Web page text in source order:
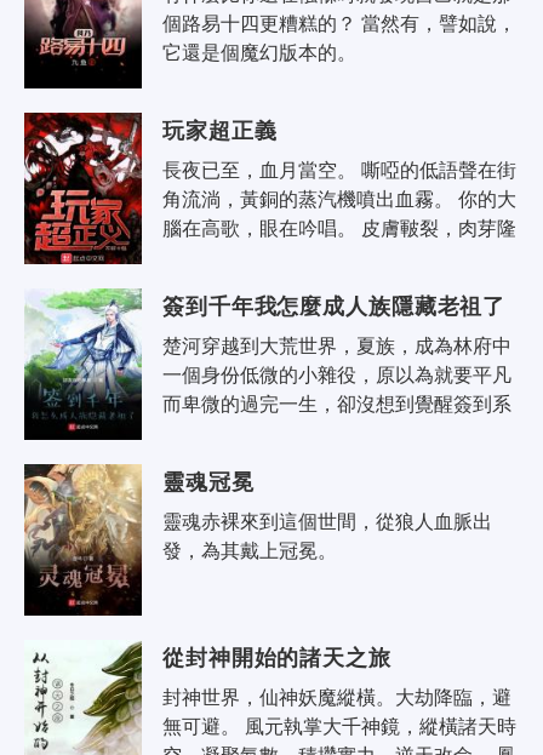
個路易十四更糟糕的？ 當然有，譬如說，
它還是個魔幻版本的。
玩家超正義
長夜已至，血月當空。 嘶啞的低語聲在街
角流淌，黃銅的蒸汽機噴出血霧。 你的大
腦在高歌，眼在吟唱。 皮膚皸裂，肉芽隆
簽到千年我怎麼成人族隱藏老祖了
楚河穿越到大荒世界，夏族，成為林府中
一個身份低微的小雜役，原以為就要平凡
而卑微的過完一生，卻沒想到覺醒簽到系
靈魂冠冕
靈魂赤裸來到這個世間，從狼人血脈出
發，為其戴上冠冕。
從封神開始的諸天之旅
封神世界，仙神妖魔縱橫。大劫降臨，避
無可避。 風元執掌大千神鏡，縱橫諸天時